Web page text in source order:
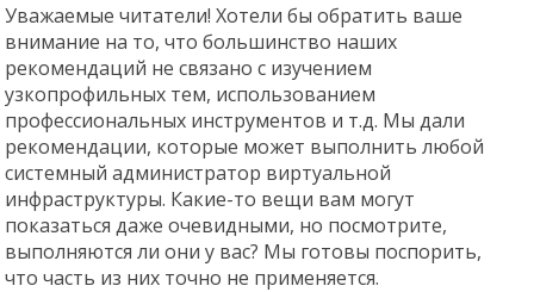
Уважаемые читатели! Хотели бы обратить ваше
внимание на то, что большинство наших
рекомендаций не связано с изучением
узкопрофильных тем, использованием
профессиональных инструментов и т.д. Мы дали
рекомендации, которые может выполнить любой
системный администратор виртуальной
инфраструктуры. Какие-то вещи вам могут
показаться даже очевидными, но посмотрите,
выполняются ли они у вас? Мы готовы поспорить,
что часть из них точно не применяется.